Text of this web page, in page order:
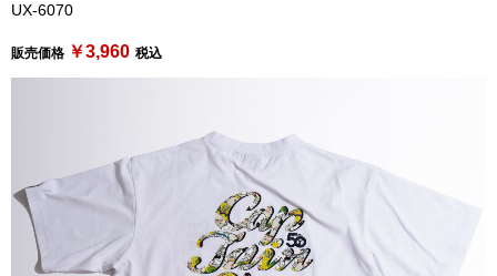
UX-6070
販売価格 ￥3,960 税込